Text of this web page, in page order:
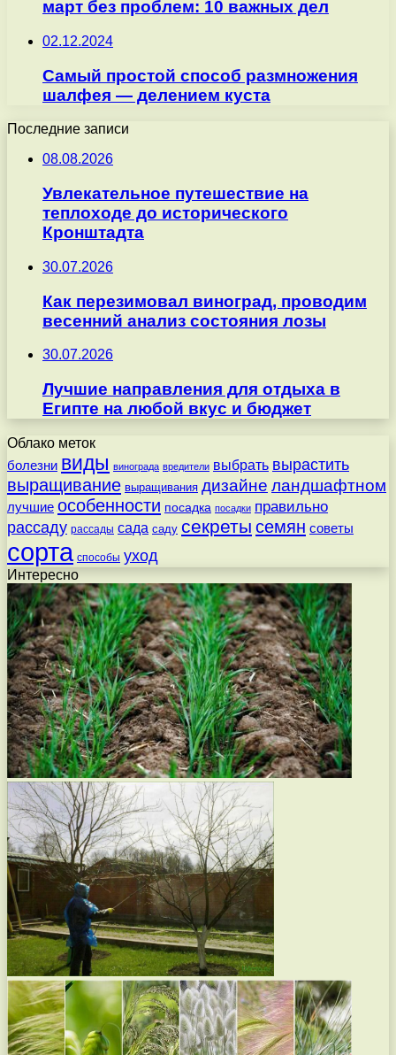
март без проблем: 10 важных дел
02.12.2024
Самый простой способ размножения
шалфея — делением куста
Последние записи
08.08.2026
Увлекательное путешествие на
теплоходе до исторического
Кронштадта
30.07.2026
Как перезимовал виноград, проводим
весенний анализ состояния лозы
30.07.2026
Лучшие направления для отдыха в
Египте на любой вкус и бюджет
Облако меток
болезни виды винограда вредители выбрать вырастить
выращивание выращивания дизайне ландшафтном
лучшие особенности посадка посадки правильно
рассаду рассады сада саду секреты семян советы
сорта способы уход
Интересно